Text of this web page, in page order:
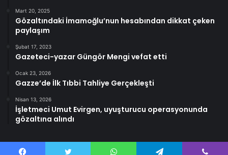
Mart 20, 2025
Gözaltındaki İmamoğlu’nun hesabından dikkat çeken
paylaşım
Şubat 17, 2023
Gazeteci-yazar Güngör Mengi vefat etti
Ocak 23, 2026
Gazze’de İlk Tıbbi Tahliye Gerçekleşti
Nisan 13, 2026
İşletmeci Umut Evirgen, uyuşturucu operasyonunda
gözaltına alındı